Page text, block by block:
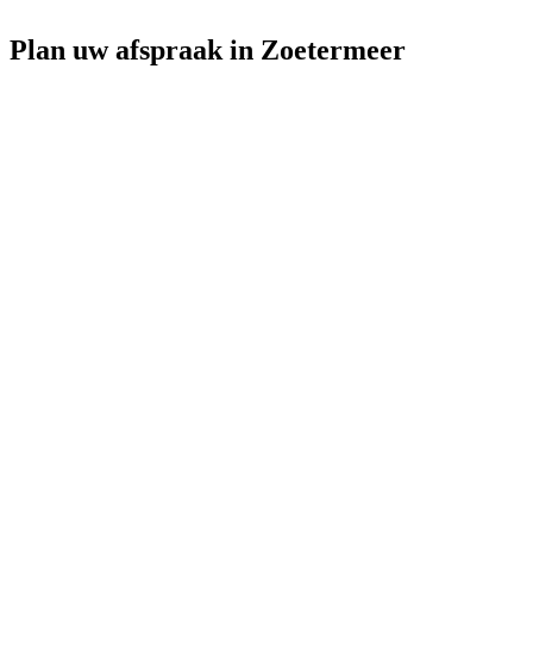
Plan uw afspraak in Zoetermeer